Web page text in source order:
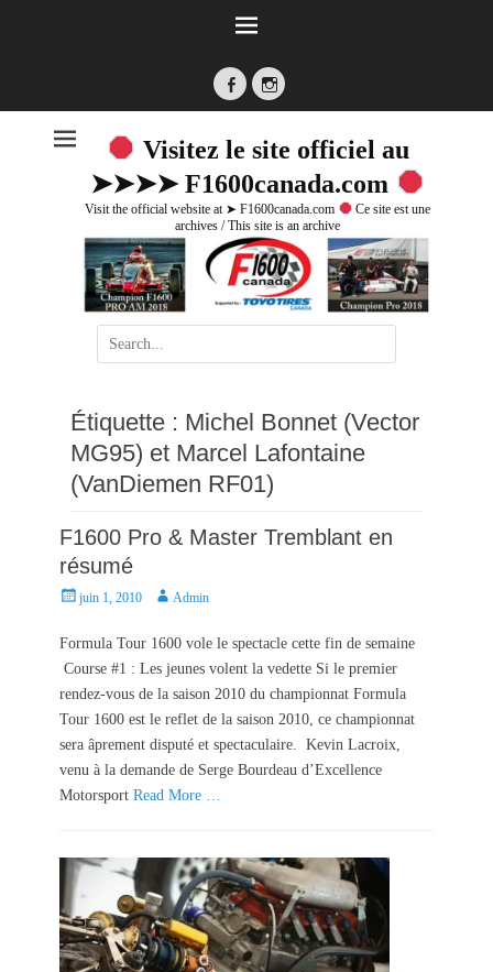
FacebookInstagram
Visitez le site officiel au
➤➤➤➤ F1600canada.com
Visit the official website at ➤ F1600canada.com
Ce site est une
archives / This site is an archive
Search
for:
Étiquette : Michel Bonnet (Vector
MG95) et Marcel Lafontaine
(VanDiemen RF01)
F1600 Pro & Master Tremblant en
résumé
P
s
o
n
juin 1, 2010
A
t
Admin
Formula Tour 1600 vole le spectacle cette fin de semaine
Course #1 : Les jeunes volent la vedette Si le premier
rendez-vous de la saison 2010 du championnat Formula
Tour 1600 est le reflet de la saison 2010, ce championnat
sera âprement disputé et spectaculaire. Kevin Lacroix,
venu à la demande de Serge Bourdeau d’Excellence
Motorsport Read More …